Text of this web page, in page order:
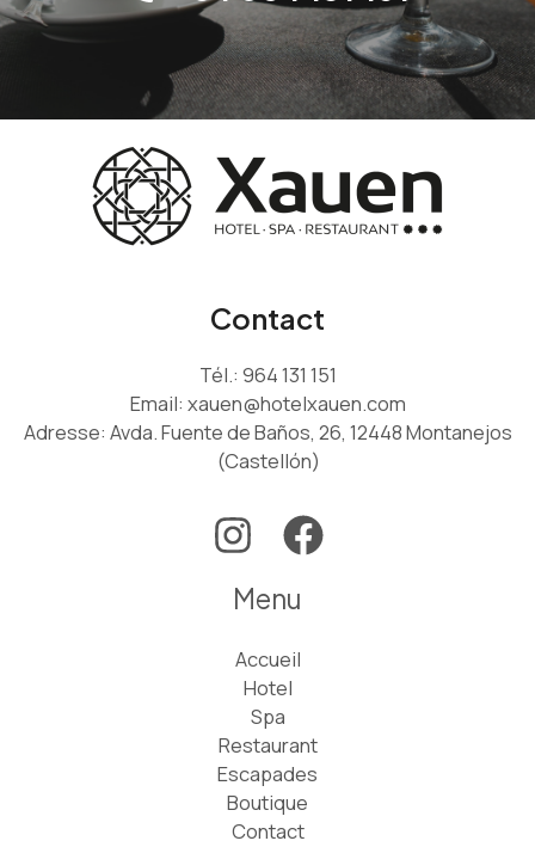
Contact
Tél.: 964 131 151
Email: xauen@hotelxauen.com
Adresse: Avda. Fuente de Baños, 26, 12448 Montanejos
(Castellón)
Menu
Accueil
Hotel
Spa
Restaurant
Escapades
Boutique
Contact